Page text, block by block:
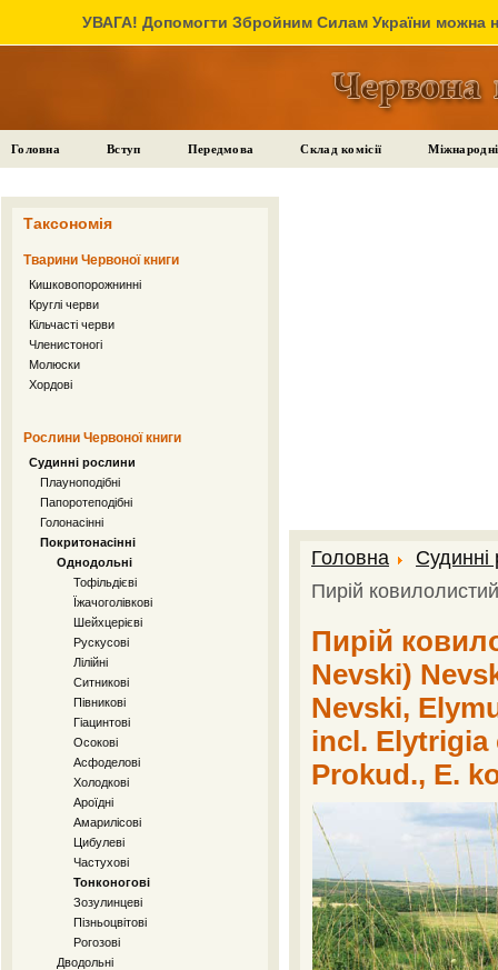
УВАГА! Допомогти Збройним Силам України можна
Головна Вступ Передмова Склад комісії
Таксономія
Тварини Червоної книги
Кишковопорожнинні
Круглі черви
Кільчасті черви
Членистоногі
Молюски
Хордові
Рослини Червоної книги
Судинні рослини
Плауноподібні
Папоротеподібні
Голонасінні
Покритонасінні
Однодольні
Тофільдієві
Їжачоголівкові
Шейхцерієві
Рускусові
Лілійні
Ситникові
Півникові
Гіацинтові
Осокові
Асфоделові
Холодкові
Ароїдні
Амарилісові
Цибулеві
Частухові
Тонконогові
Зозулинцеві
Пізньоцвітові
Рогозові
Дводольні
Головна
Судинні
Пирій ковилолистий
Пирій
Nevski)
Nevski,
incl. Elytrigia
Prokud., E.